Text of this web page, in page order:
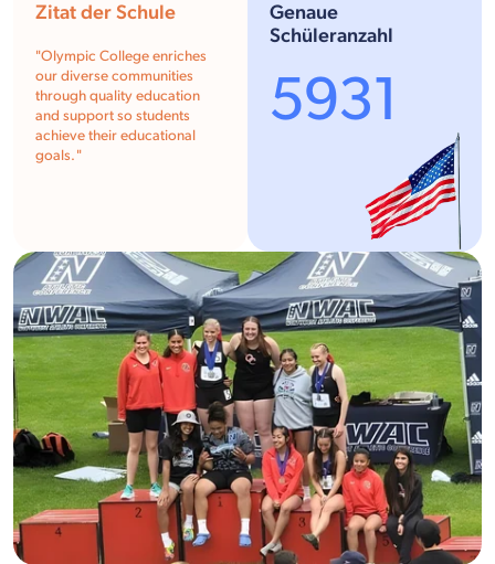
Zitat der Schule
"Olympic College enriches
our diverse communities
through quality education
and support so students
achieve their educational
goals. "
Genaue
Schüleranzahl
5931